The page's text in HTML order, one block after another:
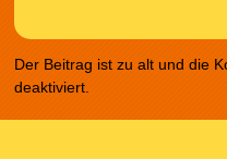
Der Beitrag ist zu alt und die
deaktiviert.